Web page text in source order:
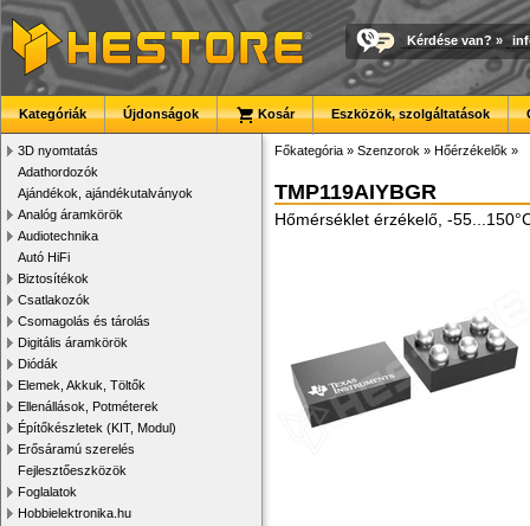
Kérdése van? »
Kategóriák Újdonságok Kosár Eszközök, szolgáltatások
3D nyomtatás
Adathordozók
Ajándékok, ajándékutalványok
Analóg áramkörök
Audiotechnika
Autó HiFi
Biztosítékok
Csatlakozók
Csomagolás és tárolás
Digitális áramkörök
Diódák
Elemek, Akkuk, Töltők
Ellenállások, Potméterek
Építőkészletek (KIT, Modul)
Erősáramú szerelés
Fejlesztőeszközök
Foglalatok
Hobbielektronika.hu
Főkategória » Szenzorok » Hőérzékelők »
TMP119AIYBGR
Hőmérséklet érzékelő, -